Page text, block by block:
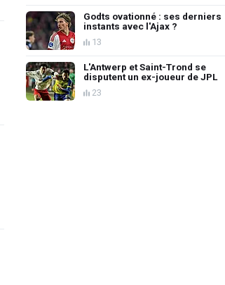
Godts ovationné : ses derniers
instants avec l'Ajax ?
13
L'Antwerp et Saint-Trond se
disputent un ex-joueur de JPL
23